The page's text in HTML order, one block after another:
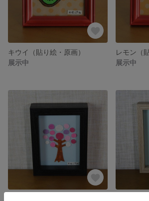
キウイ（貼り絵・原画）
展示中
レモン（
展示中